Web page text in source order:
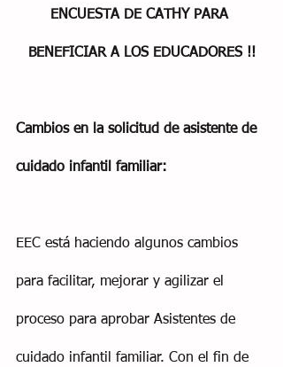
ENCUESTA DE CATHY PARA
BENEFICIAR A LOS EDUCADORES !!
Cambios en la solicitud de asistente de
cuidado infantil familiar:
EEC está haciendo algunos cambios
para facilitar, mejorar y agilizar el
proceso para aprobar Asistentes de
cuidado infantil familiar. Con el fin de